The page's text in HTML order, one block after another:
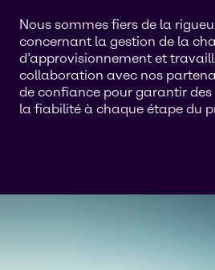
Nous sommes fiers de la
concernant la gestion de la
d’approvisionnement et
collaboration avec nos
de confiance pour garantir des
la fiabilité à chaque étape du